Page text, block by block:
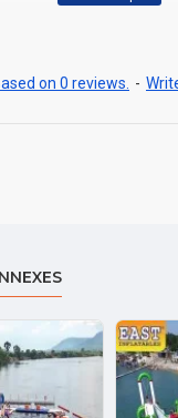
on 0 reviews. -